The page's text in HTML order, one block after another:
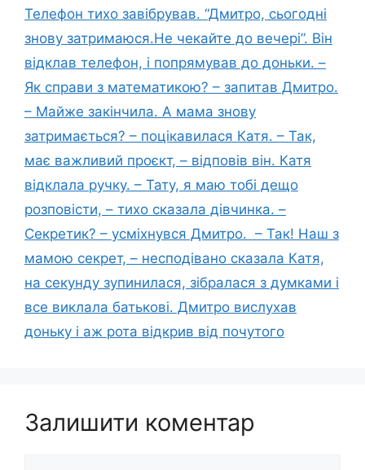
Телефон тихо завібрував. “Дмитро, сьогодні
знову затримаюся.Не чекайте до вечері”. Він
відклав телефон, і попрямував до доньки. –
Як справи з математикою? – запитав Дмитро.
– Майже закінчила. А мама знову
затримається? – поцікавилася Катя. – Так,
має важливий проєкт, – відповів він. Катя
відклала ручку. – Тату, я маю тобі дещо
розповісти, – тихо сказала дівчинка. –
Секретик? – усміхнувся Дмитро. – Так! Наш з
мамою секрет, – несподівано сказала Катя,
на секунду зупинилася, зібралася з думками і
все виклала батькові. Дмитро вислухав
доньку і аж рота відкрив від почутого
Залишити коментар